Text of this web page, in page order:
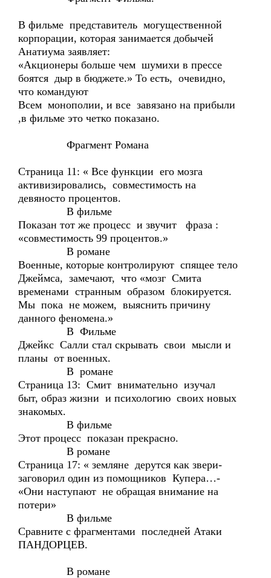
В фильме представитель могущественной
корпорации, которая занимается добычей
Анатиума заявляет:
«Акционеры больше чем шумихи в прессе
боятся дыр в бюджете.» То есть, очевидно,
что командуют
Всем монополии, и все завязано на прибыли
,в фильме это четко показано.
Фрагмент Романа
Страница 11: « Все функции его мозга
активизировались, совместимость на
девяносто процентов.
В фильме
Показан тот же процесс и звучит фраза :
«совместимость 99 процентов.»
В романе
Военные, которые контролируют спящее тело
Джеймса, замечают, что «мозг Смита
временами странным образом блокируется.
Мы пока не можем, выяснить причину
данного феномена.»
В Фильме
Джейкс Салли стал скрывать свои мысли и
планы от военных.
В романе
Страница 13: Смит внимательно изучал
быт, образ жизни и психологию своих новых
знакомых.
В фильме
Этот процесс показан прекрасно.
В романе
Страница 17: « земляне дерутся как звери-
заговорил один из помощников Купера…-
«Они наступают не обращая внимание на
потери»
В фильме
Сравните с фрагментами последней Атаки
ПАНДОРЦЕВ.
В романе